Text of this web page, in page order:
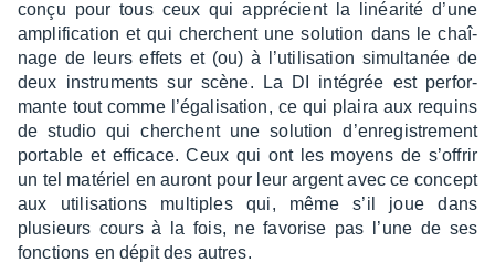
conçu pour tous ceux qui appré­cient la linéa­rité d’une
ampli­fi­ca­tion et qui cherchent une solu­tion dans le chaî­
nage de leurs effets et (ou) à l’uti­li­sa­tion simul­ta­née de
deux instru­ments sur scène. La DI inté­grée est perfor­
mante tout comme l’éga­li­sa­tion, ce qui plaira aux requins
de studio qui cherchent une solu­tion d’en­re­gis­tre­ment
portable et effi­cace. Ceux qui ont les moyens de s’of­frir
un tel maté­riel en auront pour leur argent avec ce concept
aux utili­sa­tions multiples qui, même s’il joue dans
plusieurs cours à la fois, ne favo­rise pas l’une de ses
fonc­tions en dépit des autres.